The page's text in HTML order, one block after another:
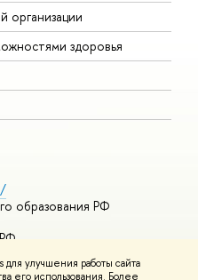
улучшения работы сайта
его использования. Более
организации
здоровья
образования РФ